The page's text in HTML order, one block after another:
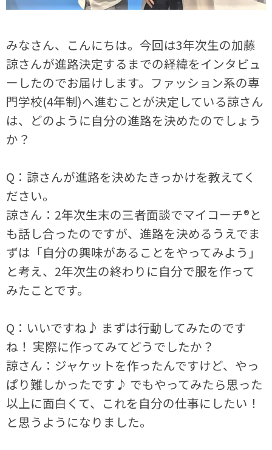
みなさん、こんにちは。今回は3年次生の加藤
諒さんが進路決定するまでの経緯をインタビュ
ーしたのでお届けします。ファッション系の専
門学校(4年制)へ進むことが決定している諒さん
は、どのように自分の進路を決めたのでしょう
か？
Q：諒さんが進路を決めたきっかけを教えてく
ださい。
諒さん：2年次生末の三者面談でマイコーチ®と
も話し合ったのですが、進路を決めるうえでま
ずは「自分の興味があることをやってみよう」
と考え、2年次生の終わりに自分で服を作って
みたことです。
Q：いいですね♪ まずは行動してみたのです
ね！ 実際に作ってみてどうでしたか？
諒さん：ジャケットを作ったんですけど、やっ
ぱり難しかったです♪ でもやってみたら思った
以上に面白くて、これを自分の仕事にしたい！
と思うようになりました。